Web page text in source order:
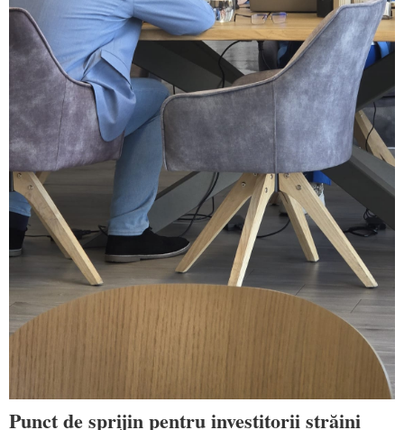
Punct de sprijin pentru investitorii străini